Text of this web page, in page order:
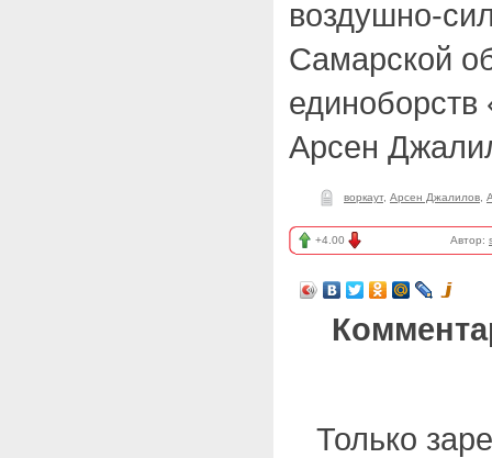
воздушно-
Самарской
Арсен
воркаут, Арсен Джалилов
+4.00 Автор:
Только